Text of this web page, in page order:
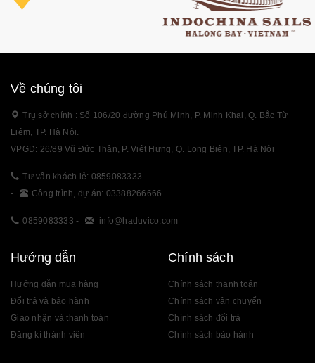
Về chúng tôi
Trụ sở chính : Số 106/20 đường Phú Minh, P. Minh Khai, Q. Bắc Từ
Liêm, TP. Hà Nội.
VPGD: 26/89 Vũ Đức Thận, P. Việt Hưng, Q. Long Biên, TP. Hà Nội
Tư vấn khách lẻ: 0859083333
-
Công trình, dự án: 03388266666
0859083333 - info@haduvico.com
Hướng dẫn
Hướng dẫn mua hàng
Đổi trả và bảo hành
Giao nhận và thanh toán
Đăng kí thành viên
Chính sách
Chính sách thanh toán
Chính sách vận chuyển
Chính sách đổi trả
Chính sách bảo hành